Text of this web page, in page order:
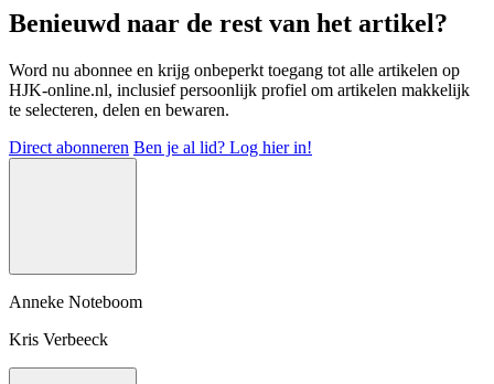
Benieuwd naar de rest van het artikel?
Word nu abonnee en krijg onbeperkt toegang tot alle artikelen op
HJK-online.nl, inclusief persoonlijk profiel om artikelen makkelijk
te selecteren, delen en bewaren.
Direct abonneren Ben je al lid? Log hier in!
Anneke Noteboom
Kris Verbeeck